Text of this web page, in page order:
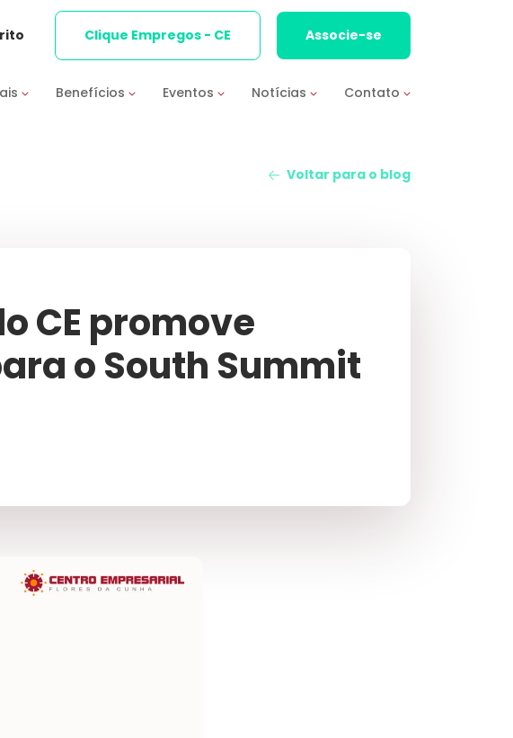
Benefícios Eventos Notícias Contato
Clique Empregos - CE Associe-se
Voltar para o blog
CE promove
o South Summit